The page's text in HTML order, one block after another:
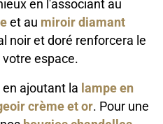
en l'associant au
et au miroir diamant
noir et doré renforcera le
espace.
ajoutant la lampe en
crème et or. Pour une